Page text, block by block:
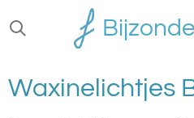
Ga
direct
hoofdinhoud
Waxinelichtjes